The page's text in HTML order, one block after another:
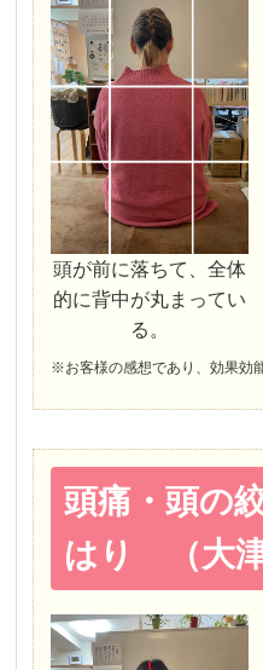
頭が前に落ちて、全体
的に背中が丸まってい
る。
※お客様の感想であり、効果効
頭痛・頭の
はり （大